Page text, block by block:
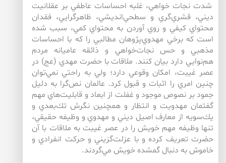
شدت نجات خواهي، غلبه احساسات عاطفي بر عقلانيت
ديني، قشري‌‌گري و سطحي‌‌انديشي، ظاهرگرايي، فقدان
محتواي كيفي و روي آوردن به محتواي كمي، سبب شده
است كه برخي مهدوي‌‌پژوهان مطالبي را كه با احساسات
مذهبي و حس نجات‌‌خواهي و ذائقه عاميانه مردم
هم‌‌نوايي دارد بيان كنند. ملاقات با حضرت مهدي (عج) در
عصر غيبت، امكان وقوعي دارد؛ ولي به راحتي نمي‌توان
چنين امري را اثبات و قبول كرد. عالمان نص‌گرا به دليل
جمود بر نصوص موجود و غفلت از ابعاد و قابليت‌هاي مهم
گفتمان مهدويت و انتظار و همچنين نگرش تك‌بعدي و
يك‌سويه از معارف اصيل ديني و مهدوي و وظيفه حقيقي،
تنها وظيفه مهم خويش را در عصر غيبت به ملاقات با آن
حضرت تعريف كرده و با عزلت‌گزيني و حركت انفرادي و
خاموش به دنبال گمشده خويش مي‌گردند.